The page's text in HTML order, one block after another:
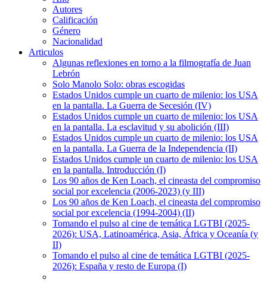
Autores
Calificación
Género
Nacionalidad
Articulos
Algunas reflexiones en torno a la filmografía de Juan
Lebrón
Solo Manolo Solo: obras escogidas
Estados Unidos cumple un cuarto de milenio: los USA
en la pantalla. La Guerra de Secesión (IV)
Estados Unidos cumple un cuarto de milenio: los USA
en la pantalla. La esclavitud y su abolición (III)
Estados Unidos cumple un cuarto de milenio: los USA
en la pantalla. La Guerra de la Independencia (II)
Estados Unidos cumple un cuarto de milenio: los USA
en la pantalla. Introducción (I)
Los 90 años de Ken Loach, el cineasta del compromiso
social por excelencia (2006-2023) (y III)
Los 90 años de Ken Loach, el cineasta del compromiso
social por excelencia (1994-2004) (II)
Tomando el pulso al cine de temática LGTBI (2025-
2026): USA, Latinoamérica, Asia, África y Oceanía (y
II)
Tomando el pulso al cine de temática LGTBI (2025-
2026): España y resto de Europa (I)